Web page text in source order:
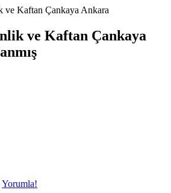
ve Kaftan Çankaya Ankara
ve Kaftan Çankaya
Yorumla!